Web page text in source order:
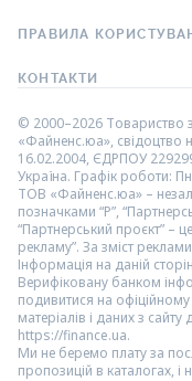
ПРАВИЛА
КОНТАКТИ
© 2000–2026 Товариство
«Файненс.юа», свідоцтво
16.02.2004, ЄДРПОУ
Україна. Графік роботи:
ТОВ «Файненс.юа» –
позначками “Р”,
“Партнерський проєкт” –
рекламу”. За зміст
Інформація на даній
Верифіковану банком
подивитися на
матеріалів і даних з
https://finance.ua.
Ми не беремо плату за
пропозицій в каталогах,